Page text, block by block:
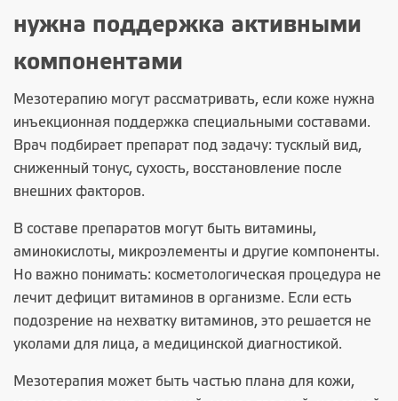
нужна поддержка активными
компонентами
Мезотерапию могут рассматривать, если коже нужна
инъекционная поддержка специальными составами.
Врач подбирает препарат под задачу: тусклый вид,
сниженный тонус, сухость, восстановление после
внешних факторов.
В составе препаратов могут быть витамины,
аминокислоты, микроэлементы и другие компоненты.
Но важно понимать: косметологическая процедура не
лечит дефицит витаминов в организме. Если есть
подозрение на нехватку витаминов, это решается не
уколами для лица, а медицинской диагностикой.
Мезотерапия может быть частью плана для кожи,